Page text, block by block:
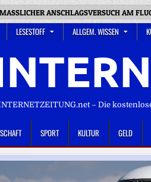
ANSCHLAGSVERSUCH AM
LESESTOFF ALLGEM. WISSEN
– Die
SPORT KULTUR GELD